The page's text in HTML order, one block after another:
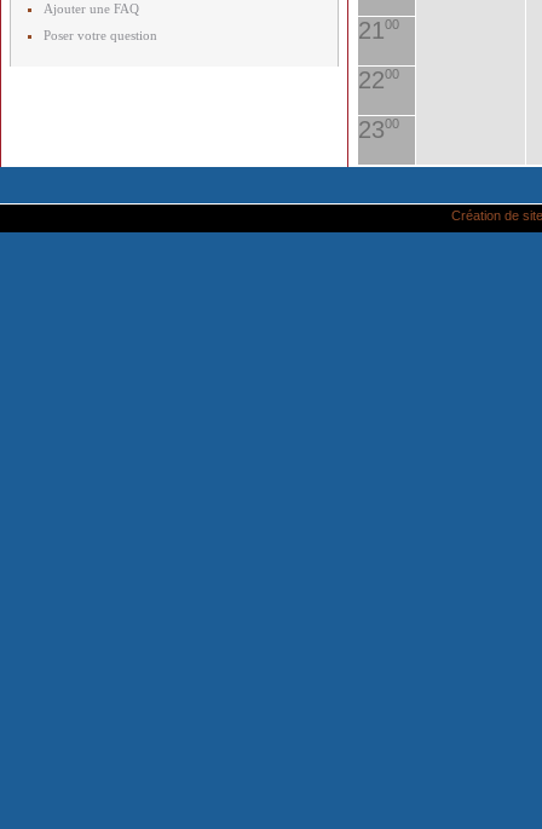
Ajouter une FAQ
Poser votre question
2100
2200
2300
Création de